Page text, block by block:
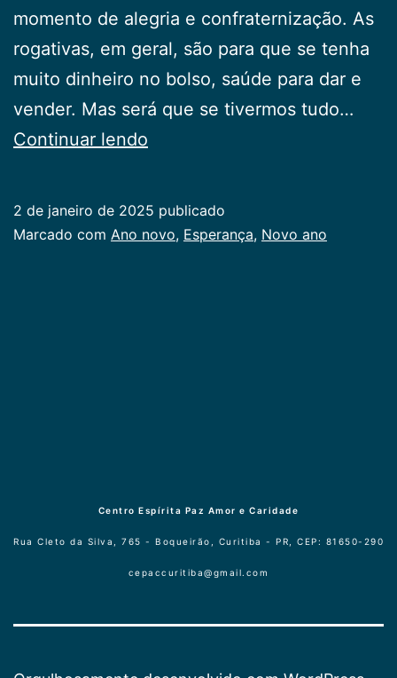
momento de alegria e confraternização. As
rogativas, em geral, são para que se tenha
muito dinheiro no bolso, saúde para dar e
vender. Mas será que se tivermos tudo…
Continuar lendo
2 de janeiro de 2025 publicado
Categorizado
Marcado com Ano novo, Esperança, Novo ano
Centro Espírita Paz Amor e Caridade
Rua Cleto da Silva, 765 - Boqueirão, Curitiba - PR, CEP: 81650-290
cepaccuritiba@gmail.com